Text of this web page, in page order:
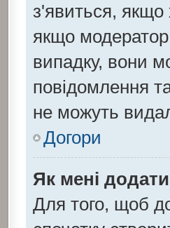
з'явиться, якщо
якщо модератор
випадку, вони
повідомлення
не можуть
Догори
Як мені
Для того, щоб